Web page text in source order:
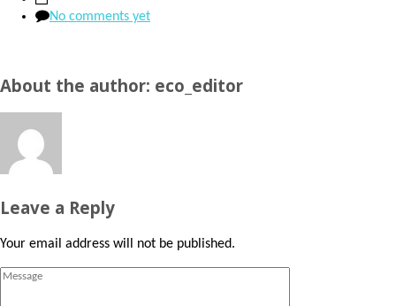
No comments yet
About the author: eco_editor
Leave a Reply
Your email address will not be published.